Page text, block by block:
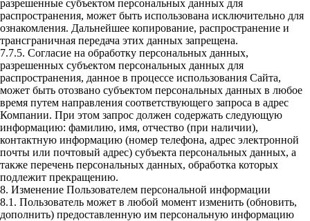
разрешенные субъектом персональных данных для
распространения, может быть использована исключительно для
ознакомления. Дальнейшее копирование, распространение и
трансграничная передача этих данных запрещена.
7.7.5. Согласие на обработку персональных данных,
разрешенных субъектом персональных данных для
распространения, данное в процессе использования Сайта,
может быть отозвано субъектом персональных данных в любое
время путем направления соответствующего запроса в адрес
Компании. При этом запрос должен содержать следующую
информацию: фамилию, имя, отчество (при наличии),
контактную информацию (номер телефона, адрес электронной
почты или почтовый адрес) субъекта персональных данных, а
также перечень персональных данных, обработка которых
подлежит прекращению.
8. Изменение Пользователем персональной информации
8.1. Пользователь может в любой момент изменить (обновить,
дополнить) предоставленную им персональную информацию